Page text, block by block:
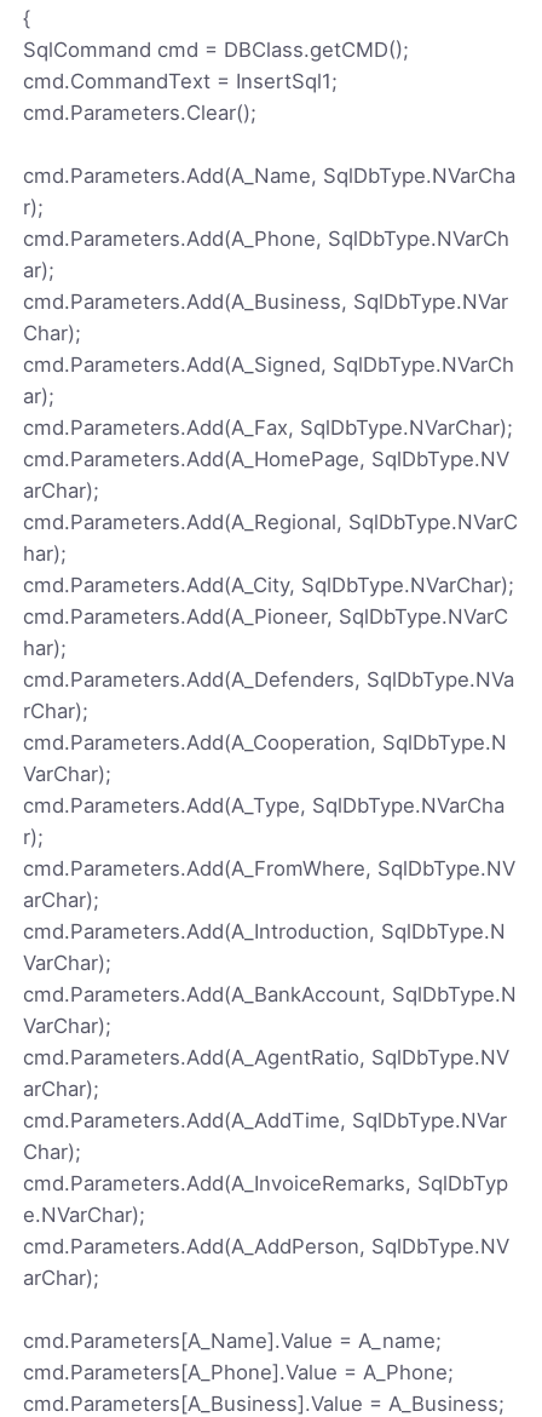
{
SqlCommand cmd = DBClass.getCMD();
cmd.CommandText = InsertSql1;
cmd.Parameters.Clear();
cmd.Parameters.Add(A_Name, SqlDbType.NVarCha
r);
cmd.Parameters.Add(A_Phone, SqlDbType.NVarCh
ar);
cmd.Parameters.Add(A_Business, SqlDbType.NVar
Char);
cmd.Parameters.Add(A_Signed, SqlDbType.NVarCh
ar);
cmd.Parameters.Add(A_Fax, SqlDbType.NVarChar);
cmd.Parameters.Add(A_HomePage, SqlDbType.NV
arChar);
cmd.Parameters.Add(A_Regional, SqlDbType.NVarC
har);
cmd.Parameters.Add(A_City, SqlDbType.NVarChar);
cmd.Parameters.Add(A_Pioneer, SqlDbType.NVarC
har);
cmd.Parameters.Add(A_Defenders, SqlDbType.NVa
rChar);
cmd.Parameters.Add(A_Cooperation, SqlDbType.N
VarChar);
cmd.Parameters.Add(A_Type, SqlDbType.NVarCha
r);
cmd.Parameters.Add(A_FromWhere, SqlDbType.NV
arChar);
cmd.Parameters.Add(A_Introduction, SqlDbType.N
VarChar);
cmd.Parameters.Add(A_BankAccount, SqlDbType.N
VarChar);
cmd.Parameters.Add(A_AgentRatio, SqlDbType.NV
arChar);
cmd.Parameters.Add(A_AddTime, SqlDbType.NVar
Char);
cmd.Parameters.Add(A_InvoiceRemarks, SqlDbTyp
e.NVarChar);
cmd.Parameters.Add(A_AddPerson, SqlDbType.NV
arChar);
cmd.Parameters[A_Name].Value = A_name;
cmd.Parameters[A_Phone].Value = A_Phone;
cmd.Parameters[A_Business].Value = A_Business;